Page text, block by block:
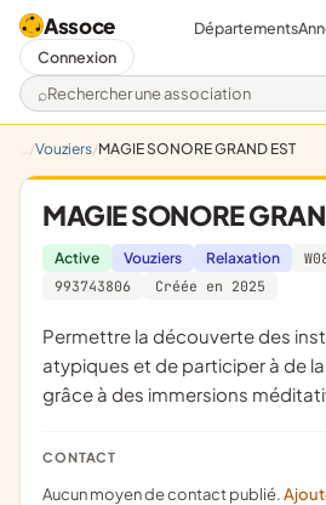
Assoce
Rechercher une association
Départements
Connexion
Vouziers MAGIE SONORE GRAND EST
MAGIE SONORE
Active Vouziers Relaxation
993743806
Créée en 2025
permettre la découverte des instruments sonores
atypiques et de participer à de
grâce à des immersions
CONTACT
Aucun moyen de contact publié.